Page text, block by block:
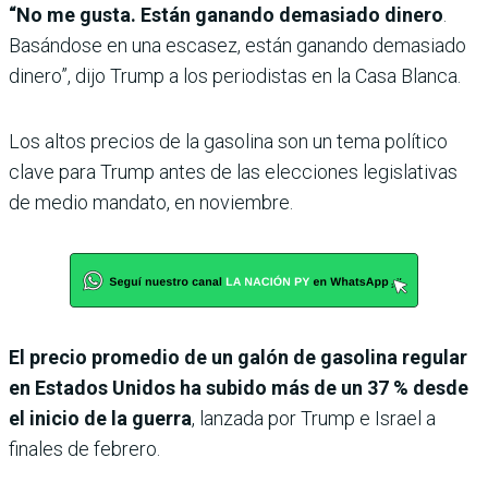
“No me gusta. Están ganando demasiado dinero.
Basándose en una escasez, están ganando demasiado
dinero”, dijo Trump a los periodistas en la Casa Blanca.
Los altos precios de la gasolina son un tema político
clave para Trump antes de las elecciones legislativas
de medio mandato, en noviembre.
El precio promedio de un galón de gasolina regular
en Estados Unidos ha subido más de un 37 % desde
el inicio de la guerra, lanzada por Trump e Israel a
finales de febrero.